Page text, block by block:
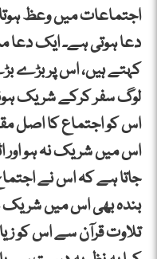
اجتماعات میں وعظ ہوتا
دعا ہوتی ہے۔ ایک دعا
کہتے ہیں، اس پر بڑے
لوگ سفر کرکے شریک
اس کو اجتماع کا اصل
اس میں شریک نہ ہو اور
جاتا ہے کہ اس نے
بندہ بھی اس میں شریک
تلاوت قرآن سے اس کو